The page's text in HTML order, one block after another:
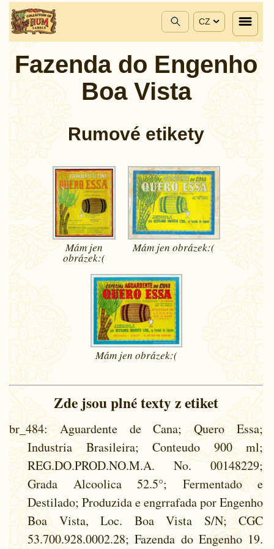
CZ
Fazenda do Engenho
Boa Vista
Rumové etikety
Mám jen
obrázek:(
Mám jen obrázek:(
Mám jen obrázek:(
Zde jsou plné texty z etiket
br_484: Aguardente de Cana; Quero Essa;
Industria Brasileira; Conteudo 900 ml;
REG.DO.PROD.NO.M.A. No. 00148229;
Grada Alcoolica 52.5°; Fermentado e
Destilado; Produzida e engrrafada por Engenho
Boa Vista, Loc. Boa Vista S/N; CGC
53.700.928.0002.28; Fazenda do Engenho 19.